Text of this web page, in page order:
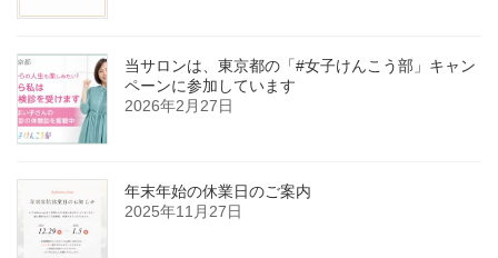
当サロンは、東京都の「#女子けんこう部」キャン
ペーンに参加しています
2026年2月27日
年末年始の休業日のご案内
2025年11月27日